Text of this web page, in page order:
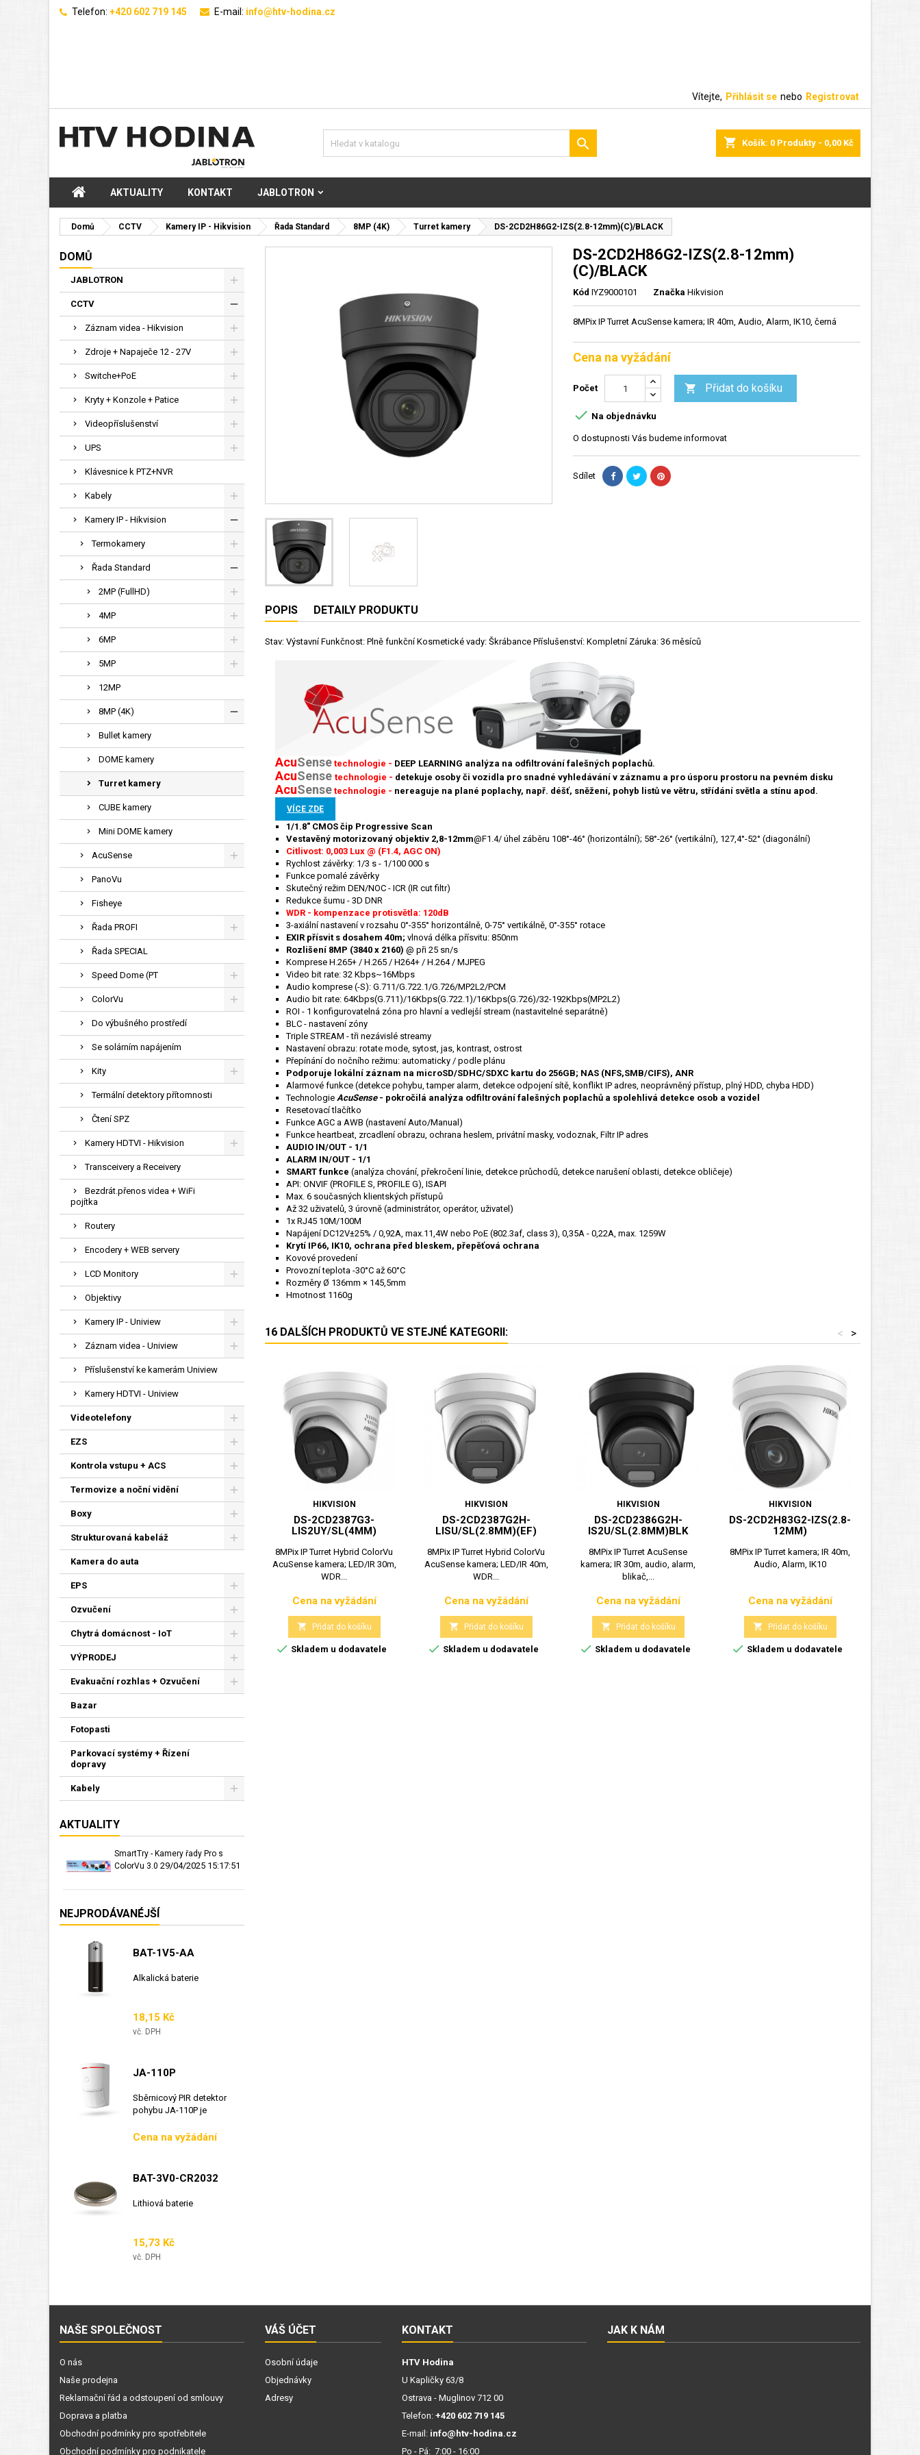
Telefon: +420 602 719 145 E-mail: info@htv-hodina.cz
Vítejte, Přihlásit se nebo Registrovat
shopping_cart Košík: 0 Produkty - 0,00 Kč

AKTUALITY KONTAKT JABLOTRON
Domů CCTV Kamery IP - Hikvision Řada Standard 8MP (4K) Turret kamery DS-2CD2H86G2-IZS(2.8-12mm)(C)/BLACK
DOMŮ
JABLOTRON
CCTV
Záznam videa - Hikvision
Zdroje + Napaječe 12 - 27V
Switche+PoE
Kryty + Konzole + Patice
Videopříslušenství
UPS
Klávesnice k PTZ+NVR
Kabely
Kamery IP - Hikvision
Termokamery
Řada Standard
2MP (FullHD)
4MP
6MP
5MP
12MP
8MP (4K)
Bullet kamery
DOME kamery
Turret kamery
CUBE kamery
Mini DOME kamery
AcuSense
PanoVu
Fisheye
Řada PROFI
Řada SPECIAL
Speed Dome (PT
ColorVu
Do výbušného prostředí
Se solárním napájením
Kity
Termální detektory přítomnosti
Čtení SPZ
Kamery HDTVI - Hikvision
Transceivery a Receivery
Bezdrát.přenos videa + WiFi
pojítka
Routery
Encodery + WEB servery
LCD Monitory
Objektivy
Kamery IP - Uniview
Záznam videa - Uniview
Příslušenství ke kamerám Uniview
Kamery HDTVI - Uniview
Videotelefony
EZS
Kontrola vstupu + ACS
Termovize a noční vidění
Boxy
Strukturovaná kabeláž
Kamera do auta
EPS
Ozvučení
Chytrá domácnost - IoT
VÝPRODEJ
Evakuační rozhlas + Ozvučení
Bazar
Fotopasti
Parkovací systémy + Řízení
dopravy
Kabely
AKTUALITY
SmartTry - Kamery řady Pro s
ColorVu 3.0 29/04/2025 15:17:51
NEJPRODÁVANÉJŠÍ
BAT-1V5-AA
Alkalická baterie
Cena
18,15 Kč
vč. DPH
JA-110P
Sběrnicový PIR detektor
pohybu JA-110P je
Cena
Cena na vyžádání
BAT-3V0-CR2032
Lithiová baterie
Cena
15,73 Kč
vč. DPH
DS-2CD2H86G2-IZS(2.8-12mm)
(C)/BLACK
Kód IYZ9000101 Značka Hikvision
8MPix IP Turret AcuSense kamera; IR 40m, Audio, Alarm, IK10, černá
Cena na vyžádání
Počet  Přidat do košíku
 Na objednávku
O dostupnosti Vás budeme informovat
Sdílet
POPIS DETAILY PRODUKTU
Stav: Výstavní Funkčnost: Plně funkční Kosmetické vady: Škrábance Příslušenství: Kompletní Záruka: 36 měsíců
AcuSense technologie - DEEP LEARNING analýza na odfiltrování falešných poplachů.
AcuSense technologie - detekuje osoby či vozidla pro snadné vyhledávání v záznamu a pro úsporu prostoru na pevném disku
AcuSense technologie - nereaguje na plané poplachy, např. déšť, sněžení, pohyb listů ve větru, střídání světla a stínu apod.
VÍCE ZDE
1/1.8" CMOS čip Progressive Scan
Vestavěný motorizovaný objektiv 2,8-12mm@F1.4/ úhel záběru 108°-46° (horizontální); 58°-26° (vertikální), 127,4°-52° (diagonální)
Citlivost: 0,003 Lux @ (F1.4, AGC ON)
Rychlost závěrky: 1/3 s - 1/100 000 s
Funkce pomalé závěrky
Skutečný režim DEN/NOC - ICR (IR cut filtr)
Redukce šumu - 3D DNR
WDR - kompenzace protisvětla: 120dB
3-axiální nastavení v rozsahu 0°-355° horizontálně, 0-75° vertikálně, 0°-355° rotace
EXIR přísvit s dosahem 40m; vlnová délka přísvitu: 850nm
Rozlišení 8MP (3840 x 2160) @ při 25 sn/s
Komprese H.265+ / H.265 / H264+ / H.264 / MJPEG
Video bit rate: 32 Kbps~16Mbps
Audio komprese (-S): G.711/G.722.1/G.726/MP2L2/PCM
Audio bit rate: 64Kbps(G.711)/16Kbps(G.722.1)/16Kbps(G.726)/32-192Kbps(MP2L2)
ROI - 1 konfigurovatelná zóna pro hlavní a vedlejší stream (nastavitelné separátně)
BLC - nastavení zóny
Triple STREAM - tři nezávislé streamy
Nastavení obrazu: rotate mode, sytost, jas, kontrast, ostrost
Přepínání do nočního režimu: automaticky / podle plánu
Podporuje lokální záznam na microSD/SDHC/SDXC kartu do 256GB; NAS (NFS,SMB/CIFS), ANR
Alarmové funkce (detekce pohybu, tamper alarm, detekce odpojení sítě, konflikt IP adres, neoprávněný přístup, plný HDD, chyba HDD)
Technologie AcuSense- pokročilá analýza odfiltrování falešných poplachů a spolehlivá detekce osob a vozidel
Resetovací tlačítko
Funkce AGC a AWB (nastavení Auto/Manual)
Funkce heartbeat, zrcadlení obrazu, ochrana heslem, privátní masky, vodoznak, Filtr IP adres
AUDIO IN/OUT - 1/1
ALARM IN/OUT - 1/1
SMART funkce (analýza chování, překročení linie, detekce průchodů, detekce narušení oblasti, detekce obličeje)
API: ONVIF (PROFILE S, PROFILE G), ISAPI
Max. 6 současných klientských přístupů
Až 32 uživatelů, 3 úrovně (administrátor, operátor, uživatel)
1x RJ45 10M/100M
Napájení DC12V±25% / 0,92A, max.11,4W nebo PoE (802.3af, class 3), 0,35A - 0,22A, max. 1259W
Krytí IP66, IK10, ochrana před bleskem, přepěťová ochrana
Kovové provedení
Provozní teplota -30°C až 60°C
Rozměry Ø 136mm × 145,5mm
Hmotnost 1160g
16 DALŠÍCH PRODUKTŮ VE STEJNÉ KATEGORII: >
<
HIKVISION
DS-2CD2387G3-
LIS2UY/SL(4MM)
8MPix IP Turret Hybrid ColorVu
AcuSense kamera; LED/IR 30m,
WDR...
Cena
Cena na vyžádání
 Přidat do košíku
 Skladem u dodavatele
HIKVISION
DS-2CD2387G2H-
LISU/SL(2.8MM)(EF)
8MPix IP Turret Hybrid ColorVu
AcuSense kamera; LED/IR 40m,
WDR...
Cena
Cena na vyžádání
 Přidat do košíku
 Skladem u dodavatele
HIKVISION
DS-2CD2386G2H-
IS2U/SL(2.8MM)BLK
8MPix IP Turret AcuSense
kamera; IR 30m, audio, alarm,
blikač,...
Cena
Cena na vyžádání
 Přidat do košíku
 Skladem u dodavatele
HIKVISION
DS-2CD2H83G2-IZS(2.8-
12MM)
8MPix IP Turret kamera; IR 40m,
Audio, Alarm, IK10
Cena
Cena na vyžádání
 Přidat do košíku
 Skladem u dodavatele
NAŠE SPOLEČNOST
O nás
Naše prodejna
Reklamační řád a odstoupení od smlouvy
Doprava a platba
Obchodní podmínky pro spotřebitele
Obchodní podmínky pro podnikatele
VÁŠ ÚČET
Osobní údaje
Objednávky
Adresy
KONTAKT
HTV Hodina
U Kapličky 63/8
Ostrava - Muglinov 712 00
Telefon: +420 602 719 145
E-mail: info@htv-hodina.cz
Po - Pá: 7:00 - 16:00
JAK K NÁM